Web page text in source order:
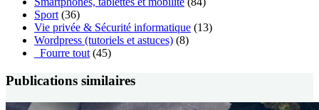
Sport(36)
Vie privée & Sécurité informatique (13)
Wordpress (tutoriels et astuces) (8)
_Fourre tout(45)
Publications similaires